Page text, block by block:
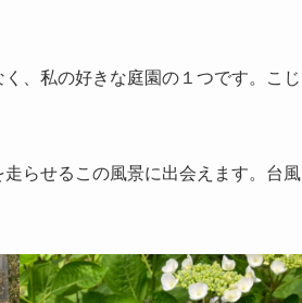
、私の好きな庭園の１つです。こじ
らせるこの風景に出会えます。台風